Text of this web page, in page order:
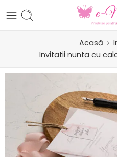
Acasă
Invitatii nunta cu